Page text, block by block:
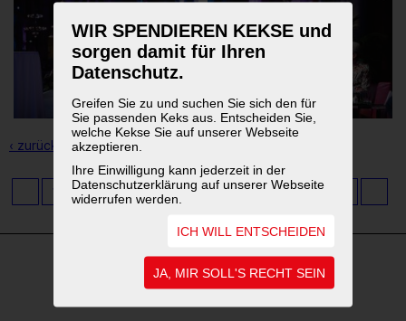
WIR SPENDIEREN KEKSE und
sorgen damit für Ihren
Datenschutz.
Greifen Sie zu und suchen Sie sich den für
Sie passenden Keks aus. Entscheiden Sie,
welche Kekse Sie auf unserer Webseite
akzeptieren.
Ihre Einwilligung kann jederzeit in der
Datenschutzerklärung auf unserer Webseite
widerrufen werden.
ICH WILL ENTSCHEIDEN
JA, MIR SOLL'S RECHT SEIN
‹ zurück zur Übersicht
2 3 4 5 6 7 8 9 ...